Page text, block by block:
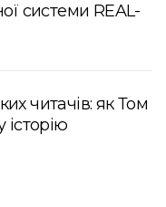
системи REAL-
читачів: як Том